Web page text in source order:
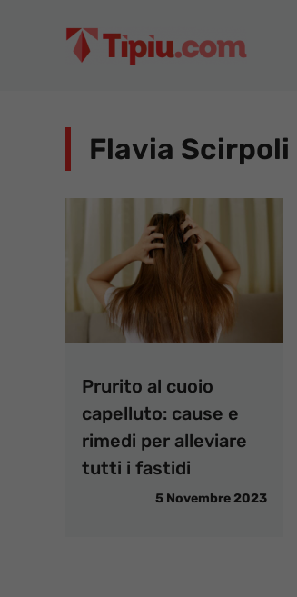
Flavia Scirpoli
Prurito al cuoio
capelluto: cause e
rimedi per alleviare
tutti i fastidi
5 Novembre 2023